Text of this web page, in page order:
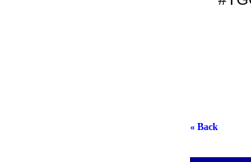
« Back